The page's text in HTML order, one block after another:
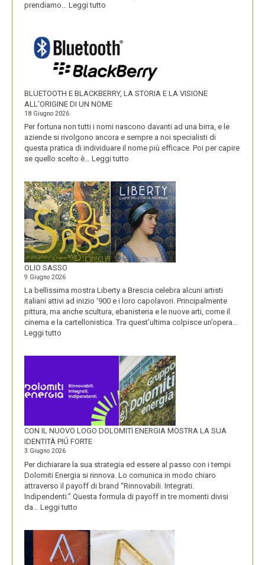
prendiamo… Leggi tutto
NOMI
DEI
SUOI
PRODOTTI
BLUETOOTH E BLACKBERRY, LA STORIA E LA VISIONE
ALL’ORIGINE DI UN NOME
18 Giugno 2026
Per fortuna non tutti i nomi nascono davanti ad una birra, e le
aziende si rivolgono ancora e sempre a noi specialisti di
questa pratica di individuare il nome più efficace. Poi per capire
se quello scelto è… Leggi tutto
E
BLACKBERRY,
LA
STORIA
E
LA
VISIONE
ALL’ORIGINE
DI
NOME
OLIO SASSO
9 Giugno 2026
La bellissima mostra Liberty a Brescia celebra alcuni artisti
italiani attivi ad inizio ‘900 e i loro capolavori. Principalmente
pittura, ma anche scultura, ebanisteria e le nuove arti, come il
cinema e la cartellonistica. Tra quest’ultima colpisce un’opera…
Leggi tutto
SASSO
CON IL NUOVO LOGO DOLOMITI ENERGIA MOSTRA LA SUA
IDENTITÀ PIÚ FORTE
3 Giugno 2026
Per dichiarare la sua strategia ed essere al passo con i tempi
Dolomiti Energia si rinnova. Lo comunica in modo chiaro
attraverso il payoff di brand “Rinnovabili. Integrati.
Indipendenti.” Questa formula di payoff in tre momenti divisi
da… Leggi tutto
NUOVO
LOGO
DOLOMITI